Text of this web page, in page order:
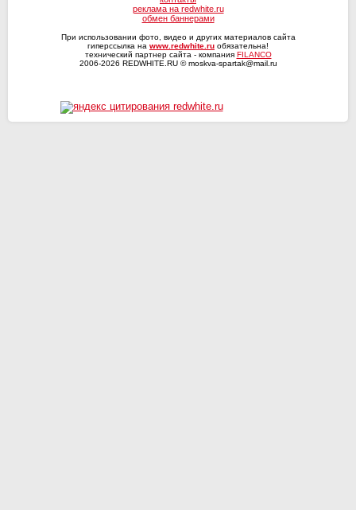
реклама на redwhite.ru
обмен баннерами
При использовании фото, видео и других материалов сайта
гиперссылка на www.redwhite.ru обязательна!
технический партнер сайта - компания FILANCO
2006-2026 REDWHITE.RU © moskva-spartak@mail.ru